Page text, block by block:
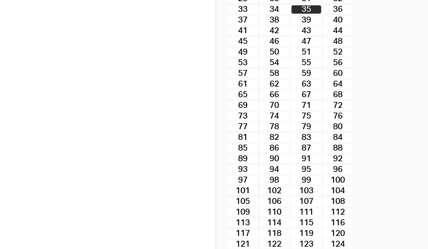
33
34 35
36
37
38 39
40
41
42 43
44
45
46 47
48
49
50 51
52
53
54 55
56
57
58 59
60
61
62 63
64
65
66 67
68
69
70 71
72
73
74 75
76
77
78 79
80
81
82 83
84
85
86 87
88
89
90 91
92
93
94 95
96
97
98 99
100
101
102 103
104
105
106 107
108
109
110 111
112
113
114 115
116
117
118 119
120
121
122 123
124